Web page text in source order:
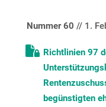
Nummer 60 // 1.
Richtlinien 97
begünstigten